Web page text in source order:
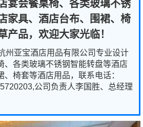
宴会餐桌椅、各类玻璃不锈
家具、酒店台布、围裙、椅
产品，欢迎大家光临！
州亚宝酒店用品有限公司专业设计
、各类玻璃不锈钢智能转盘等酒店
椅套等酒店用品，联系电话：
公司负责人李国胜、总经理